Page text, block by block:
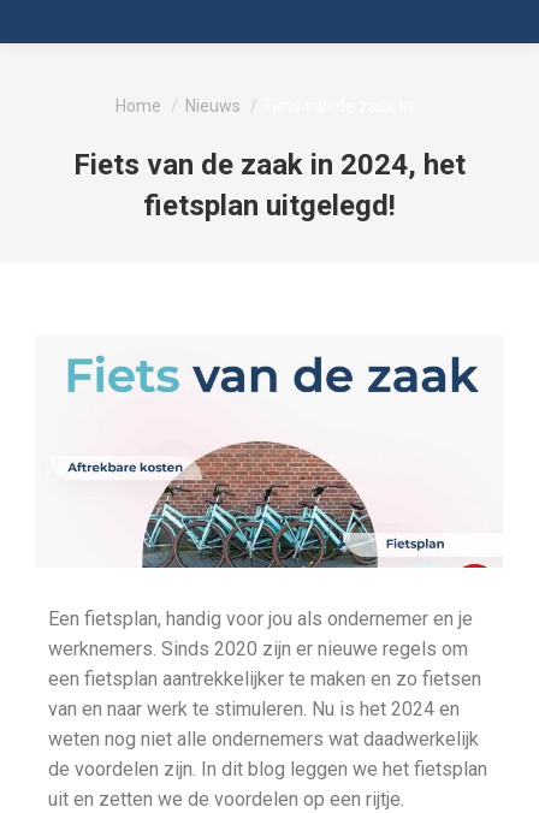
Fiets van de zaak in 2024, het
fietsplan uitgelegd!
Je bent hier:
Home Nieuws
Een fietsplan, handig voor jou als ondernemer en je
werknemers. Sinds 2020 zijn er nieuwe regels om
een fietsplan aantrekkelijker te maken en zo fietsen
van en naar werk te stimuleren. Nu is het 2024 en
weten nog niet alle ondernemers wat daadwerkelijk
de voordelen zijn. In dit blog leggen we het fietsplan
uit en zetten we de voordelen op een rijtje.